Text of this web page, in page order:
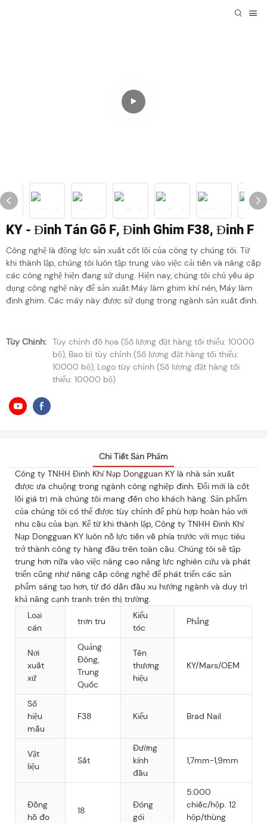
KY - Đinh Tán Gỗ F, Đinh Ghim F38, Đinh F
Công nghệ là động lực sản xuất cốt lõi của công ty chúng tôi. Từ
khi thành lập, chúng tôi luôn tập trung vào việc cải tiến và nâng cấp
các công nghệ hiện đang sử dụng. Hiện nay, chúng tôi chủ yếu áp
dụng công nghệ này để sản xuất Máy làm ghim khí nén, Máy làm
đinh ghim. Các máy này được sử dụng trong ngành sản xuất đinh.
Tùy Chỉnh: Tùy chỉnh đồ họa (Số lượng đặt hàng tối thiểu: 10000
bộ), Bao bì tùy chỉnh (Số lượng đặt hàng tối thiểu:
10000 bộ), Logo tùy chỉnh (Số lượng đặt hàng tối
thiểu: 10000 bộ)
Chi Tiết Sản Phẩm
Công ty TNHH Đinh Khí Nạp Dongguan KY là nhà sản xuất
được ưa chuộng trong ngành công nghiệp đinh. Đổi mới là cốt
lõi giá trị mà chúng tôi mang đến cho khách hàng. Sản phẩm
của chúng tôi có thể được tùy chỉnh để phù hợp hoàn hảo với
nhu cầu của bạn. Kể từ khi thành lập, Công ty TNHH Đinh Khí
Nạp Dongguan KY luôn nỗ lực tiến về phía trước với mục tiêu
trở thành công ty hàng đầu trên toàn cầu. Chúng tôi sẽ tập
trung hơn nữa vào việc nâng cao năng lực nghiên cứu và phát
triển cũng như nâng cấp công nghệ để phát triển các sản
phẩm sáng tạo hơn, từ đó dẫn đầu xu hướng ngành và duy trì
khả năng cạnh tranh trên thị trường.
Loại
cán
trơn tru
Kiểu
tóc
Phẳng
Nơi
xuất
xứ
Quảng
Đông,
Trung
Quốc
Tên
thương
hiệu
KY/Mars/OEM
Số
hiệu
mẫu
F38 Kiểu Brad Nail
Vật
liệu
Sắt
Đường
kính
đầu
1,7mm-1,9mm
Đồng
hồ đo
18
Đóng
gói
5.000
chiếc/hộp. 12
hộp/thùng